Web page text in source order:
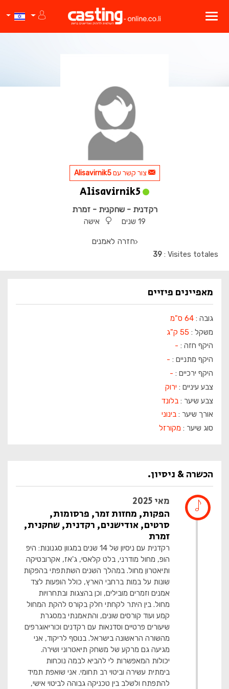
צור קשר עםAlisavirnik5
Alisavirnik5
רקדנית - שחקנית - זמרת
19 שנים אישה
חזרה לאמנים
Visites totales
39
מאפיינים פיזיים
גובה : 64 ס"מ
משקל : 55 ק"ג
היקף חזה : -
היקף מתניים : -
היקף ירכיים : -
צבע עיניים : ירוק
צבע שיער : בלונד
אורך שיער : בינוני
סוג שיער : מקורזל
הכשרה & ניסיון.
מאי 2025
הפקות, מחזות זמר, פרסומות,
סרטים, אודישנים, רקדנית, שחקנית,
זמרת
רקדנית עם ניסיון של 14 שנים במגוון סגנונות: היפ
הופ, מחול מודרני, בלט קלאסי, ג'אז, אקרובטיקה
ותיאטרון מחול. במהלך השנים השתתפתי בהפקות
שונות על במות ברחבי הארץ, כולל הופעות לצד
אמנים וזמרים מובילים, וכן בהצגות ובתחרויות
מחול. בין היתר לקחתי חלק בקורס להקת המחול
קמע ועוד קורסים שונים, והתאמנתי במסגרת
שיעורים פרטיים וסדנאות עם רקדנים וכוריאוגרפים
מהשורה הראשונה בישראל. בנוסף לריקוד, אני
מגיעה גם מרקע של משחק תיאטרוני ושירה.
יכולות המאפשרות לי להביא לבמה נוכחות
בימתית עשירה וביטוי רב תחומי. אני שואפת תמיד
להתפתח ולשלב בין טכניקה גבוהה לביטוי אישי,